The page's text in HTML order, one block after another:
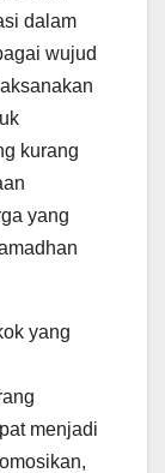
dalam
wujud
kurang
yang
yang
menjadi